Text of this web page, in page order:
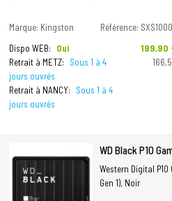
Marque: Kingston Référence:
Dispo WEB:
Oui
Retrait à METZ:
Sous 1 à 4
jours ouvrés
Retrait à NANCY:
Sous 1 à 4
jours ouvrés
Prix
199,90
WD Black P10
Western Digital P10
Gen 1), Noir